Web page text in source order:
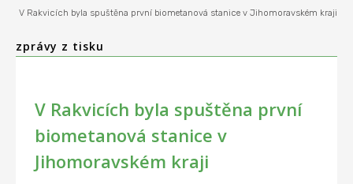
V Rakvicích byla spuštěna první biometanová stanice v Jihomoravském kraji
zprávy z tisku
V Rakvicích byla spuštěna první
biometanová stanice v
Jihomoravském kraji